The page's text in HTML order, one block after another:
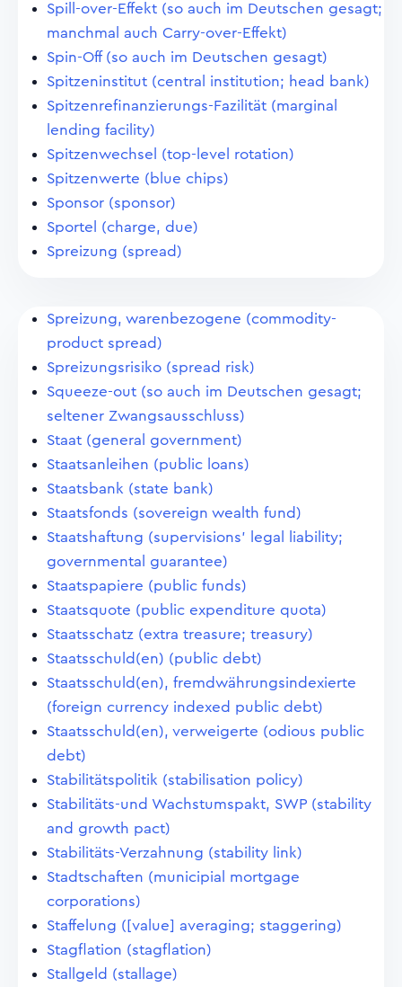
Spill-over-Effekt (so auch im Deutschen gesagt;
manchmal auch Carry-over-Effekt)
Spin-Off (so auch im Deutschen gesagt)
Spitzeninstitut (central institution; head bank)
Spitzenrefinanzierungs-Fazilität (marginal
lending facility)
Spitzenwechsel (top-level rotation)
Spitzenwerte (blue chips)
Sponsor (sponsor)
Sportel (charge, due)
Spreizung (spread)
Spreizung, warenbezogene (commodity-
product spread)
Spreizungsrisiko (spread risk)
Squeeze-out (so auch im Deutschen gesagt;
seltener Zwangsausschluss)
Staat (general government)
Staatsanleihen (public loans)
Staatsbank (state bank)
Staatsfonds (sovereign wealth fund)
Staatshaftung (supervisions' legal liability;
governmental guarantee)
Staatspapiere (public funds)
Staatsquote (public expenditure quota)
Staatsschatz (extra treasure; treasury)
Staatsschuld(en) (public debt)
Staatsschuld(en), fremdwährungsindexierte
(foreign currency indexed public debt)
Staatsschuld(en), verweigerte (odious public
debt)
Stabilitätspolitik (stabilisation policy)
Stabilitäts-und Wachstumspakt, SWP (stability
and growth pact)
Stabilitäts-Verzahnung (stability link)
Stadtschaften (municipial mortgage
corporations)
Staffelung ([value] averaging; staggering)
Stagflation (stagflation)
Stallgeld (stallage)